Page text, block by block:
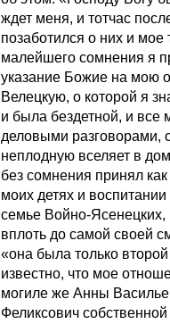
ждет меня, и тотчас
позаботился о них и
малейшего сомнения я
указание Божие на мою
Велецкую, о которой я
и была бездетной, и все
деловыми разговорами,
неплодную вселяет в
без сомнения принял
моих детях и
семье Войно-
вплоть до самой своей
«она была только
известно, что мое
могиле же Анны
Феликсович